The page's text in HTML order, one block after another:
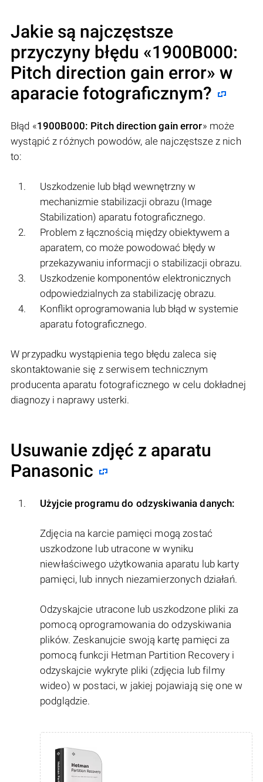
Jakie są najczęstsze
przyczyny błędu «1900B000:
Pitch direction gain error» w
aparacie fotograficznym?
Błąd «1900B000: Pitch direction gain error» może
wystąpić z różnych powodów, ale najczęstsze z nich
to:
Uszkodzenie lub błąd wewnętrzny w
mechanizmie stabilizacji obrazu (Image
Stabilization) aparatu fotograficznego.
Problem z łącznością między obiektywem a
aparatem, co może powodować błędy w
przekazywaniu informacji o stabilizacji obrazu.
Uszkodzenie komponentów elektronicznych
odpowiedzialnych za stabilizację obrazu.
Konflikt oprogramowania lub błąd w systemie
aparatu fotograficznego.
W przypadku wystąpienia tego błędu zaleca się
skontaktowanie się z serwisem technicznym
producenta aparatu fotograficznego w celu dokładnej
diagnozy i naprawy usterki.
Usuwanie zdjęć z aparatu
Panasonic
Użyjcie programu do odzyskiwania danych:
Zdjęcia na karcie pamięci mogą zostać
uszkodzone lub utracone w wyniku
niewłaściwego użytkowania aparatu lub karty
pamięci, lub innych niezamierzonych działań.
Odzyskajcie utracone lub uszkodzone pliki za
pomocą oprogramowania do odzyskiwania
plików. Zeskanujcie swoją kartę pamięci za
pomocą funkcji Hetman Partition Recovery i
odzyskajcie wykryte pliki (zdjęcia lub filmy
wideo) w postaci, w jakiej pojawiają się one w
podglądzie.